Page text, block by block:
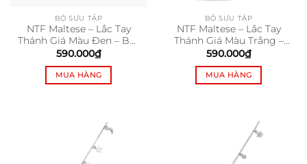
BỘ SƯU TẬP
NTF Maltese – Lắc Tay
Thánh Giá Màu Đen – BR-
MAB114
590.000₫
MUA HÀNG
BỘ SƯU TẬP
NTF Maltese – Lắc Tay
Thánh Giá Màu Trắng –
BR-MAB113
590.000₫
MUA HÀNG